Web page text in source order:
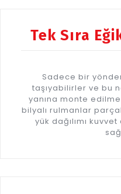
Tek Sıra
Sadece bir
taşıyabilirler ve bu
yanına monte
bilyalı rulmanlar
yük dağılımı